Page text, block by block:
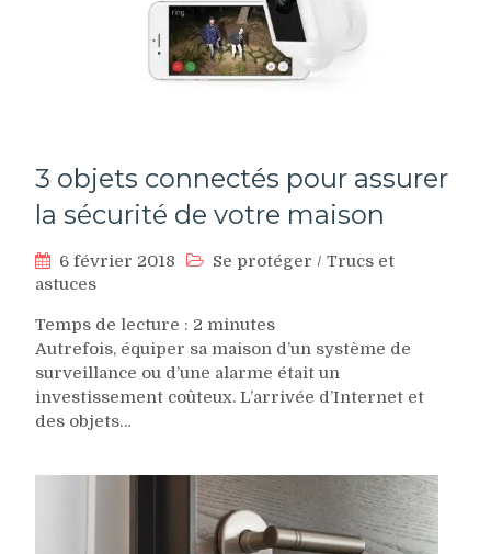
3 objets connectés pour assurer
la sécurité de votre maison
6 février 2018 Se protéger / Trucs et
astuces
Temps de lecture : 2 minutes
Autrefois, équiper sa maison d’un système de
surveillance ou d’une alarme était un
investissement coûteux. L’arrivée d’Internet et
des objets…